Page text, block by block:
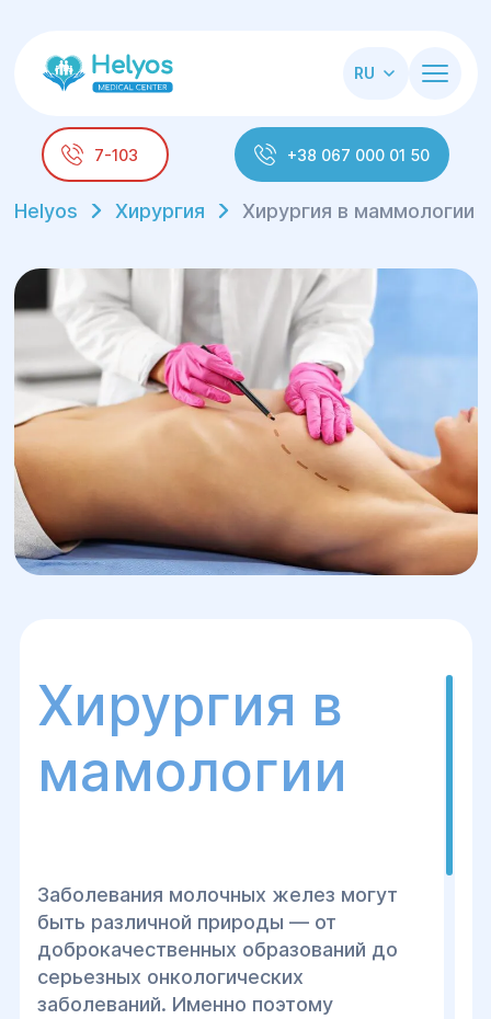
RU
7-103 +38 067 000 01 50
Helyos Хирургия Хирургия в маммологии
Хирургия в
мамологии
Заболевания молочных желез могут
быть различной природы — от
доброкачественных образований до
серьезных онкологических
заболеваний. Именно поэтому